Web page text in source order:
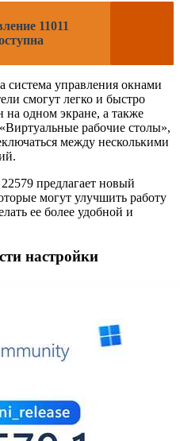
11011
система управления окнами
смогут легко и быстро
на одном экране, а также
рабочие столы»,
между несколькими
предлагает новый
могут улучшить работу
ее более удобной и
настройки